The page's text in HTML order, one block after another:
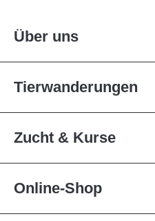
Über uns
Tierwanderungen
Zucht & Kurse
Online-Shop